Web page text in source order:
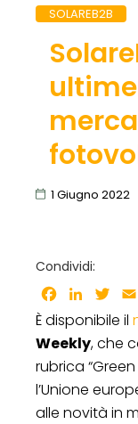
SOLAREB2B
1 Giugno 2022
Condividi:
Facebook
LinkedIn
È disponibile il
Weekly, che
rubrica
l’Unione
alle novità in